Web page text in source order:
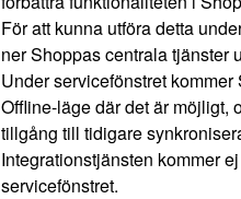
För att kunna utföra detta
ner Shoppas centrala tjänster
Under servicefönstret
Offline-läge där det är möjligt,
tillgång till tidigare
Integrationstjänsten kommer
servicefönstret.